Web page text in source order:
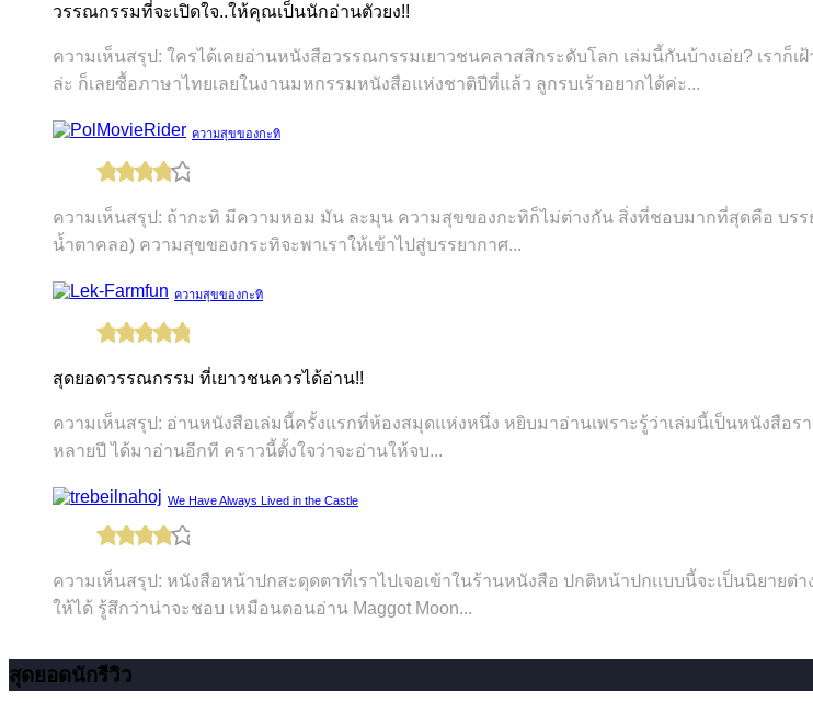
วรรณกรรมที่จะเปิดใจ..ให้คุณเป็นนักอ่านตัวยง!!
ความเห็นสรุป: ใครได้เคยอ่านหนังสือวรรณกรรมเยาวชนคลาสสิกระดับโลก เล่มนี้กันบ้างเอ่ย? เราก็เ
ล่ะ ก็เลยซื้อภาษาไทยเลยในงานมหกรรมหนังสือแห่งชาติปีที่แล้ว ลูกรบเร้าอยากได้ค่ะ...
ความสุขของกะทิ
ความเห็นสรุป: ถ้ากะทิ มีความหอม มัน ละมุน ความสุขของกะทิก็ไม่ต่างกัน สิ่งที่ชอบมากที่สุดคือ บร
น้ำตาคลอ) ความสุขของกระทิจะพาเราให้เข้าไปสู่บรรยากาศ...
ความสุขของกะทิ
สุดยอดวรรณกรรม ที่เยาวชนควรได้อ่าน!!
ความเห็นสรุป: อ่านหนังสือเล่มนี้ครั้งแรกที่ห้องสมุดแห่งหนึ่ง หยิบมาอ่านเพราะรู้ว่าเล่มนี้เป็นหนังสือร
หลายปี ได้มาอ่านอีกที คราวนี้ตั้งใจว่าจะอ่านให้จบ...
We Have Always Lived in the Castle
ความเห็นสรุป: หนังสือหน้าปกสะดุดตาที่เราไปเจอเข้าในร้านหนังสือ ปกติหน้าปกแบบนี้จะเป็นนิยายต่
ให้ได้ รู้สึกว่าน่าจะชอบ เหมือนตอนอ่าน Maggot Moon...
สุดยอดนักรีวิว